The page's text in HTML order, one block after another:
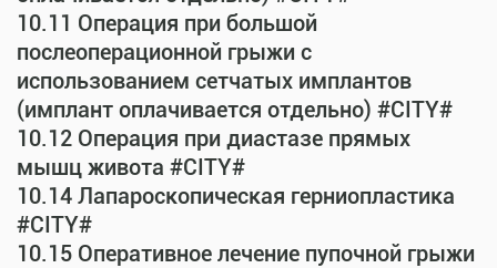
10.11 Операция при большой
послеоперационной грыжи с
использованием сетчатых имплантов
(имплант оплачивается отдельно) #CITY#
10.12 Операция при диастазе прямых
мышц живота #CITY#
10.14 Лапароскопическая герниопластика
#CITY#
10.15 Оперативное лечение пупочной грыжи